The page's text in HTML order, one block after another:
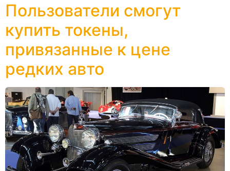
Пользователи смогут
купить токены,
привязанные к цене
редких авто